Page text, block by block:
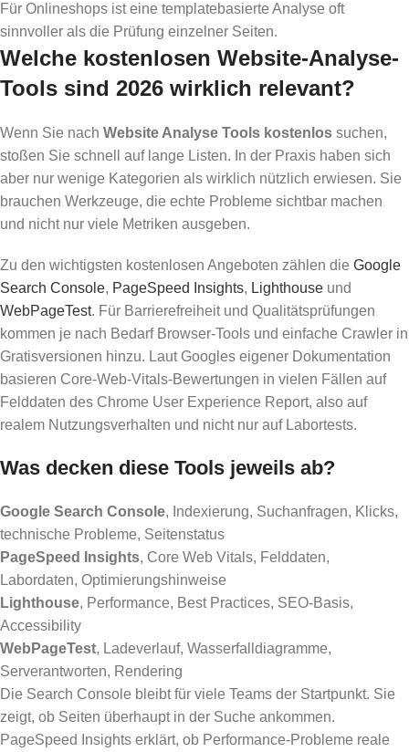
Für Onlineshops ist eine templatebasierte Analyse oft
sinnvoller als die Prüfung einzelner Seiten.
Welche kostenlosen Website-Analyse-
Tools sind 2026 wirklich relevant?
Wenn Sie nach Website Analyse Tools kostenlos suchen,
stoßen Sie schnell auf lange Listen. In der Praxis haben sich
aber nur wenige Kategorien als wirklich nützlich erwiesen. Sie
brauchen Werkzeuge, die echte Probleme sichtbar machen
und nicht nur viele Metriken ausgeben.
Zu den wichtigsten kostenlosen Angeboten zählen die Google
Search Console, PageSpeed Insights, Lighthouse und
WebPageTest. Für Barrierefreiheit und Qualitätsprüfungen
kommen je nach Bedarf Browser-Tools und einfache Crawler in
Gratisversionen hinzu. Laut Googles eigener Dokumentation
basieren Core-Web-Vitals-Bewertungen in vielen Fällen auf
Felddaten des Chrome User Experience Report, also auf
realem Nutzungsverhalten und nicht nur auf Labortests.
Was decken diese Tools jeweils ab?
Google Search Console, Indexierung, Suchanfragen, Klicks,
technische Probleme, Seitenstatus
PageSpeed Insights, Core Web Vitals, Felddaten,
Labordaten, Optimierungshinweise
Lighthouse, Performance, Best Practices, SEO-Basis,
Accessibility
WebPageTest, Ladeverlauf, Wasserfalldiagramme,
Serverantworten, Rendering
Die Search Console bleibt für viele Teams der Startpunkt. Sie
zeigt, ob Seiten überhaupt in der Suche ankommen.
PageSpeed Insights erklärt, ob Performance-Probleme reale